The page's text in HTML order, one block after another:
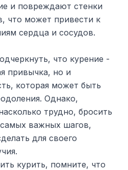
и повреждают стенки
что может привести к
сердца и сосудов.
что курение -
привычка, но и
которая может быть
Однако,
трудно, бросить
важных шагов,
для своего
курить, помните, что